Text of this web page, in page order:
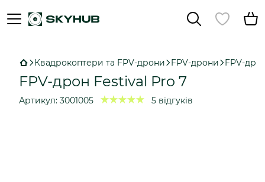
Квадрокоптери та FPV-дрони FPV-дрони FPV-
FPV-дрон Festival Pro 7
Артикул: 3001005 5 відгуків